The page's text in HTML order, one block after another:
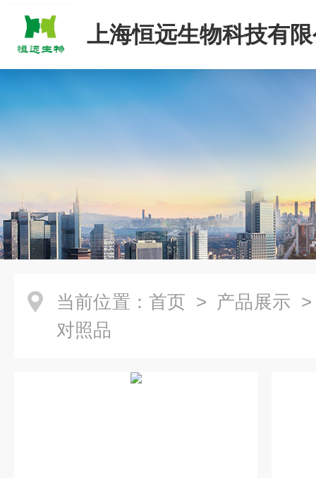
上海恒远生物科技有
当前位置： 首页 > 产品展示
对照品